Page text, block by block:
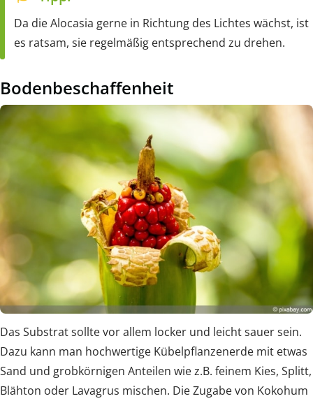
Da die Alocasia gerne in Richtung des Lichtes wächst, ist
es ratsam, sie regelmäßig entsprechend zu drehen.
Bodenbeschaffenheit
Das Substrat sollte vor allem locker und leicht sauer sein.
Dazu kann man hochwertige Kübelpflanzenerde mit etwas
Sand und grobkörnigen Anteilen wie z.B. feinem Kies, Splitt,
Blähton oder Lavagrus mischen. Die Zugabe von Kokohum